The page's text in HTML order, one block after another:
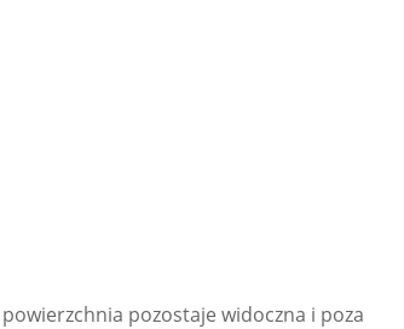
pozostaje widoczna i poza